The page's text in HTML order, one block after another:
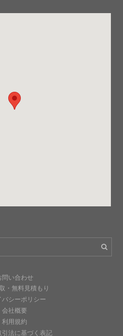
問い合わせ
・無料見積もり
バシーポリシー
会社概要
利用規約
引法に基づく表記